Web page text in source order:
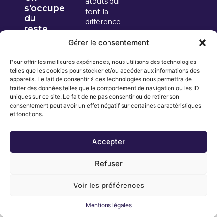
Gérer le consentement
Pour offrir les meilleures expériences, nous utilisons des technologies
telles que les cookies pour stocker et/ou accéder aux informations des
appareils. Le fait de consentir à ces technologies nous permettra de
traiter des données telles que le comportement de navigation ou les ID
uniques sur ce site. Le fait de ne pas consentir ou de retirer son
consentement peut avoir un effet négatif sur certaines caractéristiques
et fonctions.
Accepter
Refuser
Voir les préférences
Mentions légales
Comment ça marche ? Une plongée dans
le processus qui vous libère des
contraintes administratives
Quelques sources externes pour
approfondir sa connaissance du portage
s'occupe
du
reste
font la
différence
ça marche
Simulez votre
rémunération
Copyrights© 2024 2W Partners | Design Neway Partners